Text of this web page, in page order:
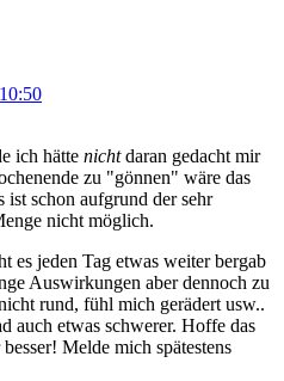
ich hätte nichtdaran gedacht mir
zu "gönnen" wäre das
ist schon aufgrund der sehr
nicht möglich.
es jeden Tag etwas weiter bergab
Auswirkungen aber dennoch zu
rund, fühl mich gerädert usw..
auch etwas schwerer. Hoffe das
Melde mich spätestens